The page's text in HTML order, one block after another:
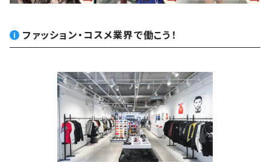
ファッション・コスメ業界で働こう！